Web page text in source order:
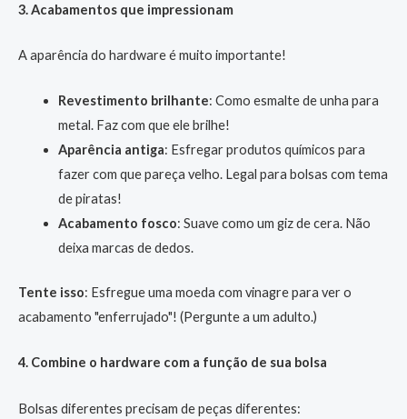
3. Acabamentos que impressionam
A aparência do hardware é muito importante!
Revestimento brilhante: Como esmalte de unha para
metal. Faz com que ele brilhe!
Aparência antiga: Esfregar produtos químicos para
fazer com que pareça velho. Legal para bolsas com tema
de piratas!
Acabamento fosco: Suave como um giz de cera. Não
deixa marcas de dedos.
Tente isso: Esfregue uma moeda com vinagre para ver o
acabamento "enferrujado"! (Pergunte a um adulto.)
4. Combine o hardware com a função de sua bolsa
Bolsas diferentes precisam de peças diferentes: